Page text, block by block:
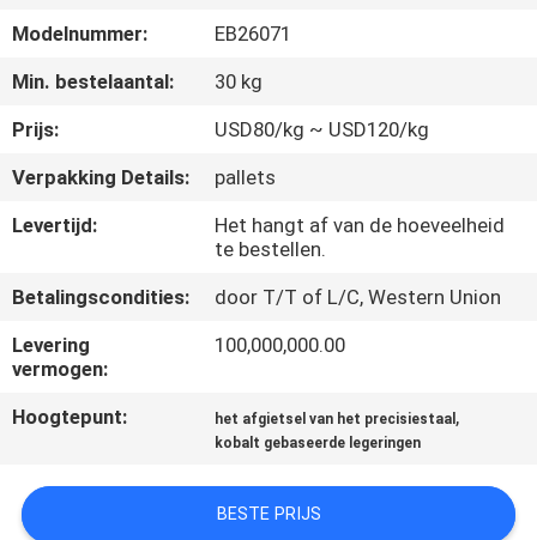
KWALITEITSCONTROLE
CONTACTEER
ONS
NIEUWS
OM
EEN
SITEMAP
Modelnummer:
EB26071
Min. bestelaantal:
30 kg
Prijs:
USD80/kg ~ USD120/kg
Verpakking Details:
pallets
Levertijd:
Het hangt af van de hoeveelheid
te bestellen.
Betalingscondities:
door T/T of L/C, Western Union
Levering
vermogen:
100,000,000.00
Hoogtepunt: het afgietsel van het precisiestaal ,
kobalt gebaseerde legeringen
BESTE PRIJS